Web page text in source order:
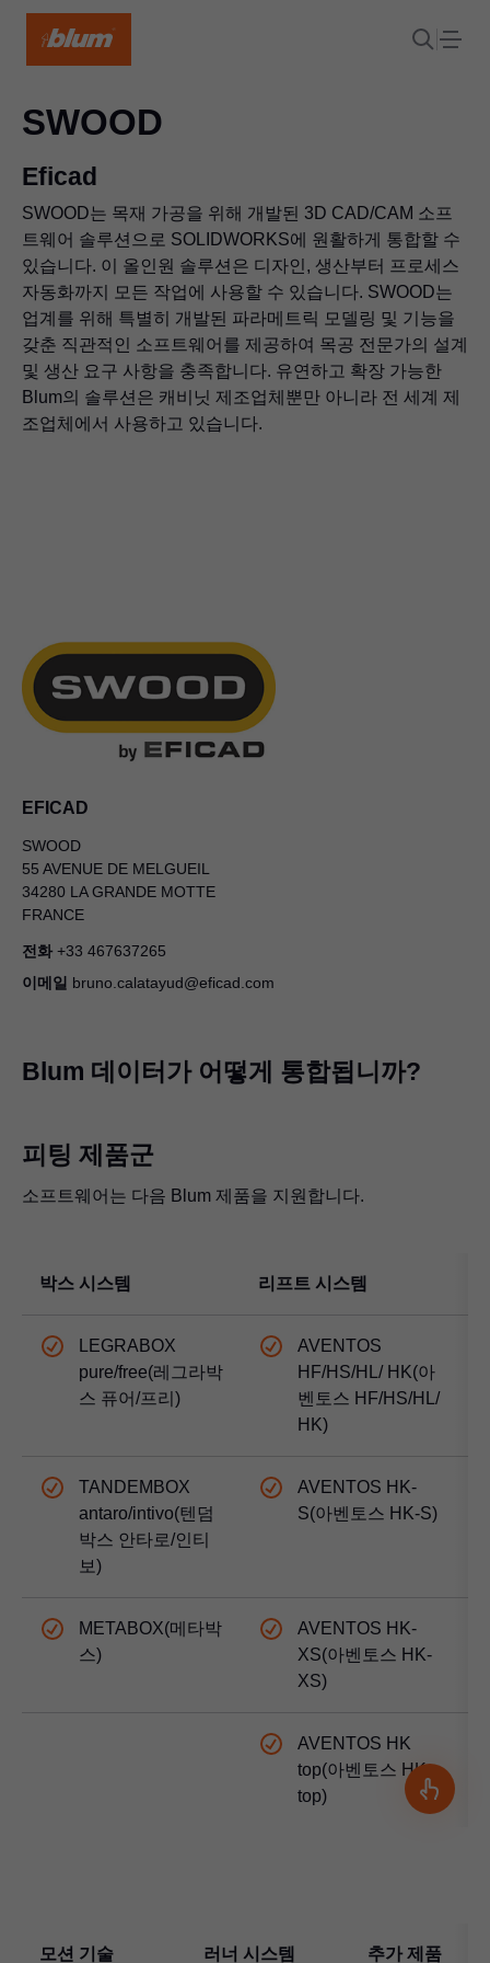
SWOOD
Eficad
SWOOD는 목재 가공을 위해 개발된 3D CAD/CAM 소프
트웨어 솔루션으로 SOLIDWORKS에 원활하게 통합할 수
있습니다. 이 올인원 솔루션은 디자인, 생산부터 프로세스
자동화까지 모든 작업에 사용할 수 있습니다. SWOOD는
업계를 위해 특별히 개발된 파라메트릭 모델링 및 기능을
갖춘 직관적인 소프트웨어를 제공하여 목공 전문가의 설계
및 생산 요구 사항을 충족합니다. 유연하고 확장 가능한
Blum의 솔루션은 캐비닛 제조업체뿐만 아니라 전 세계 제
조업체에서 사용하고 있습니다.
EFICAD
SWOOD
55 AVENUE DE MELGUEIL
34280 LA GRANDE MOTTE
FRANCE
전화 +33 467637265
이메일 bruno.calatayud@eficad.com
Blum 데이터가 어떻게 통합됩니까?
피팅 제품군
소프트웨어는 다음 Blum 제품을 지원합니다.
박스 시스템 리프트 시스템
LEGRABOX
pure/free(레그라박
스 퓨어/프리)
AVENTOS
HF/HS/HL/ HK(아
벤토스 HF/HS/HL/
HK)
TANDEMBOX
antaro/intivo(텐덤
박스 안타로/인티
보)
AVENTOS HK-
S(아벤토스 HK-S)
METABOX(메타박
스)
AVENTOS HK-
XS(아벤토스 HK-
XS)
AVENTOS HK
top(아벤토스 HK
top)
모션 기술 러너 시스템 추가 제품